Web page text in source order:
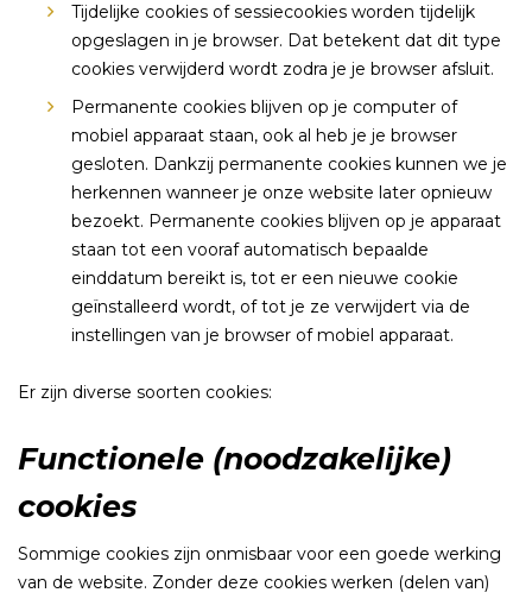
Tijdelijke cookies of sessiecookies worden tijdelijk
opgeslagen in je browser. Dat betekent dat dit type
cookies verwijderd wordt zodra je je browser afsluit.
Permanente cookies blijven op je computer of
mobiel apparaat staan, ook al heb je je browser
gesloten. Dankzij permanente cookies kunnen we je
herkennen wanneer je onze website later opnieuw
bezoekt. Permanente cookies blijven op je apparaat
staan tot een vooraf automatisch bepaalde
einddatum bereikt is, tot er een nieuwe cookie
geïnstalleerd wordt, of tot je ze verwijdert via de
instellingen van je browser of mobiel apparaat.
Er zijn diverse soorten cookies:
Functionele (noodzakelijke)
cookies
Sommige cookies zijn onmisbaar voor een goede werking
van de website. Zonder deze cookies werken (delen van)